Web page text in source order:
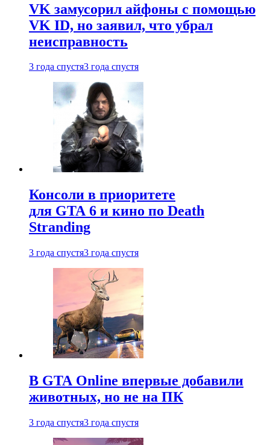
VK замусорил айфоны с помощью
VK ID, но заявил, что убрал
неисправность
3 года спустя3 года спустя
Консоли в приоритете
для GTA 6 и кино по Death
Stranding
3 года спустя3 года спустя
В GTA Online впервые добавили
животных, но не на ПК
3 года спустя3 года спустя